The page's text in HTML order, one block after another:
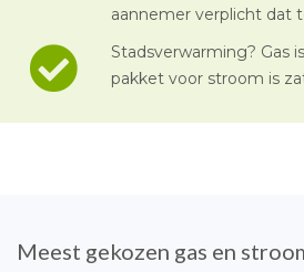
aannemer verplicht dat
Stadsverwarming? Gas
pakket voor stroom is
Meest gekozen gas en